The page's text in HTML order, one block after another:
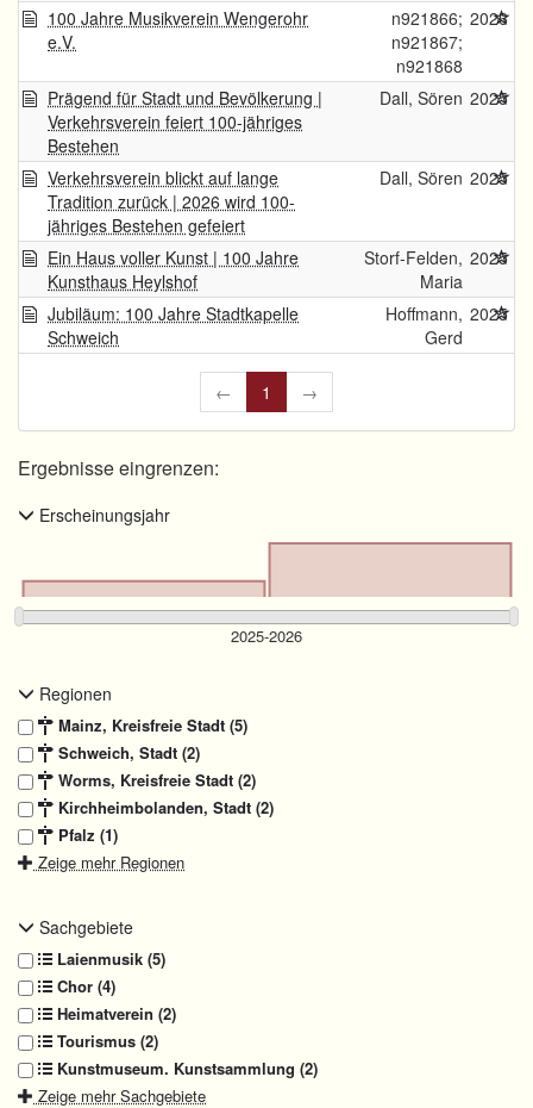
100 Jahre Musikverein Wengerohr
e.V.
n921866;
n921867;
n921868
2026
Prägend für Stadt und Bevölkerung |
Verkehrsverein feiert 100-jähriges
Bestehen
Dall, Sören 2025
Verkehrsverein blickt auf lange
Tradition zurück | 2026 wird 100-
jähriges Bestehen gefeiert
Dall, Sören 2025
Ein Haus voller Kunst | 100 Jahre
Kunsthaus Heylshof
Storf-Felden,
Maria
2025
Jubiläum: 100 Jahre Stadtkapelle
Schweich
Hoffmann,
Gerd
2025
← 1 →
Ergebnisse eingrenzen:
Erscheinungsjahr
Regionen
Mainz, Kreisfreie Stadt (5)
Schweich, Stadt (2)
Worms, Kreisfreie Stadt (2)
Kirchheimbolanden, Stadt (2)
Pfalz (1)
Zeige mehr Regionen
Sachgebiete
Laienmusik (5)
Chor (4)
Heimatverein (2)
Tourismus (2)
Kunstmuseum. Kunstsammlung (2)
Zeige mehr Sachgebiete